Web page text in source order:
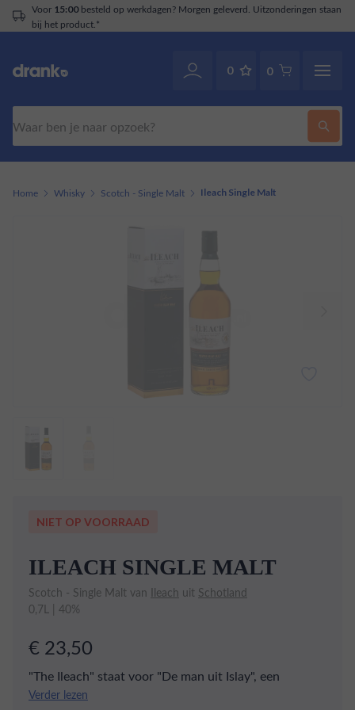
Voor 15:00besteld op werkdagen? Morgen geleverd. Uitzonderingen staan
bij het product.*
0 0
Home Whisky Scotch - Single Malt Ileach Single Malt
NIET OP VOORRAAD
ILEACH SINGLE MALT
Scotch - Single Malt van Ileach uit Schotland
0,7L | 40%
€ 23,50
"The Ileach" staat voor "De man uit Islay", een
eerbetoon aan de stoere, robuuste man, zoals de
Verder lezen